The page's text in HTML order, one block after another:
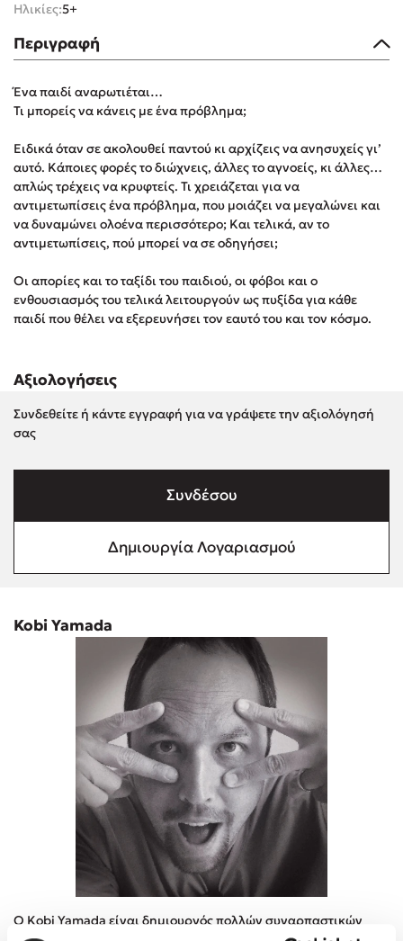
Δημοφιλείς Συγγραφείς
Παύλος Καστανάς
Στέφανος Ξενάκης
Sebastian Fitzek
Freida McFadden
Κατρίνα Τσάνταλη
Lucinda Riley
Mimi Matthews
Benzamin Bécue
Rebecca Yarros
Τζένη Κουτσοδημητροπούλου
Δημοφιλή Άρθρα
Τεστ: Ποιο αστυνομικό βιβλίο σου ταιριάζει για το καλοκαίρι;
Ο εθισμός των παιδιών στις οθόνες δεν είναι «το πρόβλημα»
Μια λέξη που συχνά νιώθεις αλλά την αγνοείς
Τι είναι η νευροποικιλότητα; Η Δρ. Δανάη Δεληγεώργη
Συγχαρητήρια, Πέθανες! Μια ξενάγηση στον Άδη της
ελληνικής μυθολογίας
3 βιβλία που μπορείς να διαβάσεις σε μια μέρα!
Εύκολη συνταγή για chicken BBQ pizza από τον Άκη
Διακοπές με τα παιδιά: Η ανάγκη μας για παύση σε μετωπική
σύγκρουση με τη δική τους για εκτόνωση
Πάνω, κάτω, μπροστά, πίσω; Κάνε το τεστ και ανακάλυψε την
Ηλικίες:5+
Περιγραφή
Ένα παιδί αναρωτιέται…
Τι μπορείς να κάνεις με ένα πρόβλημα;
Ειδικά όταν σε ακολουθεί παντού κι αρχίζεις να ανησυχείς γι’
αυτό. Κάποιες φορές το διώχνεις, άλλες το αγνοείς, κι άλλες…
απλώς τρέχεις να κρυφτείς. Τι χρειάζεται για να
αντιμετωπίσεις ένα πρόβλημα, που μοιάζει να μεγαλώνει και
να δυναμώνει ολοένα περισσότερο; Και τελικά, αν το
αντιμετωπίσεις, πού μπορεί να σε οδηγήσει;
Οι απορίες και το ταξίδι του παιδιού, οι φόβοι και ο
ενθουσιασμός του τελικά λειτουργούν ως πυξίδα για κάθε
παιδί που θέλει να εξερευνήσει τον εαυτό του και τον κόσμο.
Αξιολογήσεις
Συνδεθείτε ή κάντε εγγραφή για να γράψετε την αξιολόγησή
σας
Συνδέσου
Δημιουργία Λογαριασμού
Kobi Yamada
Ο Kobi Yamada είναι δημιουργός πολλών συναρπαστικών